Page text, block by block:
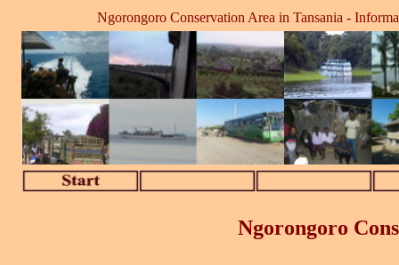
Ngorongoro Conservation Area in Tansania -
Ngorongoro